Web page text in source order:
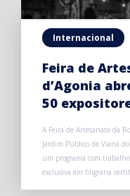
Internacional
Feira de
d’Agonia
50
A Feira de Artesanato da
Jardim Público de Viana
um programa com
exclusiva em filigrana